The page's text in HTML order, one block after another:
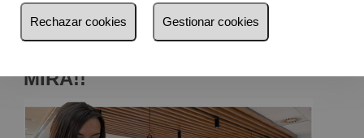
InmoVITORIA DESING,tiene artículos
MIRA!!
Rechazar cookies Gestionar cookies